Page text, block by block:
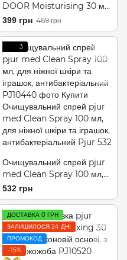
DOOR Moisturising 30 мл,
на водній основі, з
гіалуроном, ефект силікону
399 грн 469 грн
3
Очищувальний спрей pjur
med Clean Spray 100 мл,
для ніжної шкіри та іграшок,
антибактеріальний
532 грн
ДОСТАВКА 0 ГРН
ЗАЛИШИЛОСЯ 24 ДНІ
ПРОМОКОД
−15%